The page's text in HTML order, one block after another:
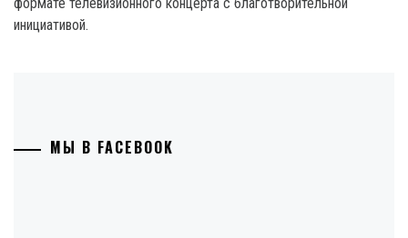
инициативой.
МЫ В FACEBOOK